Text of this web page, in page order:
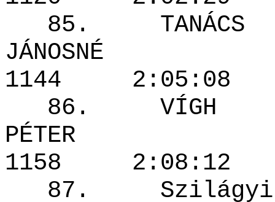
85. TANÁCS
1144
86. VÍGH
1158
87. Szilágyi